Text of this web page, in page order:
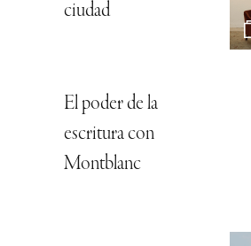
ciudad
El poder de la
escritura con
Montblanc